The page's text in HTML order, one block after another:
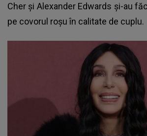
Cher și Alexander Edwards și-au
pe covorul roșu în calitate de cuplu.